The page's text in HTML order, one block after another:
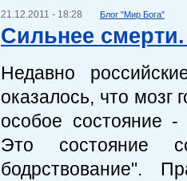
21.12.2011 - 18:28 Блог "Мир Бога"
Сильнее
Недавно
оказалось, что мозг
особое состояние
Это состояние
бодрствование".